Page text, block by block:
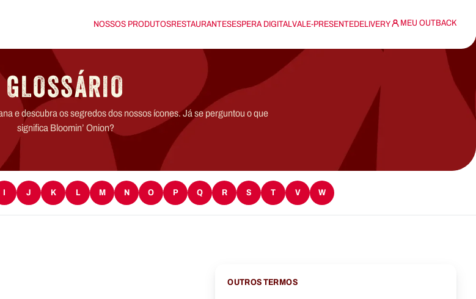
NOSSOS PRODUTOSRESTAURANTESESPERA DIGITALVALE-PRESENTEDELIVERY MEU OUTBACK
GLOSSÁRIO
e descubra os segredos dos nossos ícones. Já se perguntou o que
significa Bloomin’ Onion?
I J K L M N O P Q R S T V W
OUTROS TERMOS